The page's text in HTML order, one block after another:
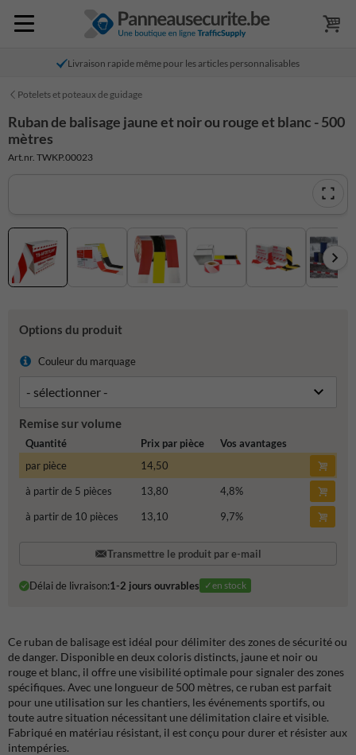
Livraison rapide même pour les articles personnalisables
Potelets et poteaux de guidage
Ruban de balisage jaune et noir ou rouge et blanc - 500
mètres
Art.nr. TWKP.00023
Options du produit
Couleur du marquage
Remise sur volume
Quantité Prix par pièce
Vos avantages
par pièce
14,50
à partir de 5 pièces
13,80 4,8%
à partir de 10 pièces
13,10 9,7%
Transmettre le produit par e-mail
Délai de livraison:1-2 jours ouvrables ✓en stock
Ce ruban de balisage est idéal pour délimiter des zones de sécurité ou
de danger. Disponible en deux coloris distincts, jaune et noir ou
rouge et blanc, il offre une visibilité optimale pour signaler des zones
spécifiques. Avec une longueur de 500 mètres, ce ruban est parfait
pour une utilisation sur les chantiers, les événements sportifs, ou
toute autre situation nécessitant une délimitation claire et visible.
Fabriqué en matériau résistant, il est conçu pour durer et résister aux
intempéries.